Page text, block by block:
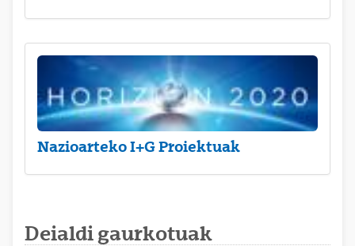
Nazioarteko I+G Proiektuak
Deialdi gaurkotuak